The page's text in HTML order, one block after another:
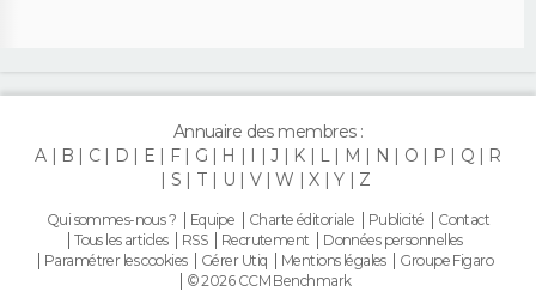
Annuaire des membres :
A
B C D E F G H I J K L M N O P Q
R
S
T U V W X Y Z
Qui sommes-nous ? Equipe Charte éditoriale Publicité
Contact
Tous les articles
RSS Recrutement
Données personnelles
Paramétrer les cookies
Gérer Utiq Mentions légales
Groupe Figaro
© 2026 CCM Benchmark